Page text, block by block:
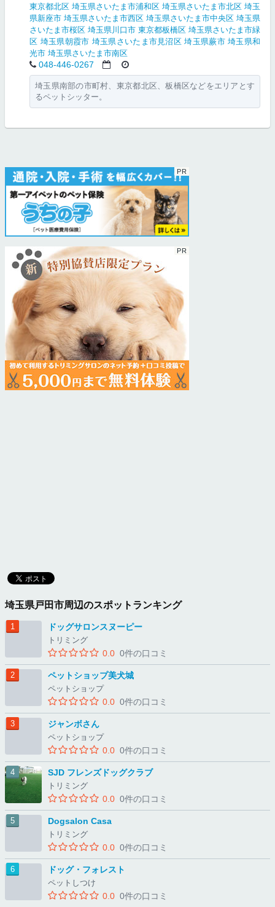
東京都北区 埼玉県さいたま市浦和区 埼玉県さいたま市北区 埼玉
県新座市 埼玉県さいたま市西区 埼玉県さいたま市中央区 埼玉県
さいたま市桜区 埼玉県川口市 東京都板橋区 埼玉県さいたま市緑
区 埼玉県朝霞市 埼玉県さいたま市見沼区 埼玉県蕨市 埼玉県和
光市 埼玉県さいたま市南区
048-446-0267
埼玉県南部の市町村、東京都北区、板橋区などをエリアとす
るペットシッター。
埼玉県戸田市周辺のスポットランキング
ドッグサロンスヌーピー
トリミング
0.0 0件の口コミ
ペットショップ美犬城
ペットショップ
0.0 0件の口コミ
ジャンボさん
ペットショップ
0.0 0件の口コミ
SJD フレンズドッグクラブ
トリミング
0.0 0件の口コミ
Dogsalon Casa
トリミング
0.0 0件の口コミ
ドッグ・フォレスト
ペットしつけ
0.0 0件の口コミ